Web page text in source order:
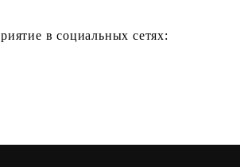
в социальных сетях: